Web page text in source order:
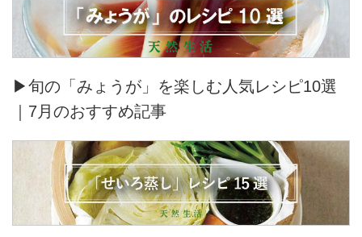
▶旬の「みょうが」を楽しむ人気レシピ10選
｜7月のおすすめ記事